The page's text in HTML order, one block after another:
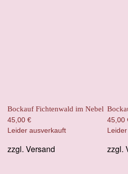
Bockauf Fichtenwald im Nebel
45,00 €
Leider ausverkauft
zzgl. Versand
45,00
zzgl.